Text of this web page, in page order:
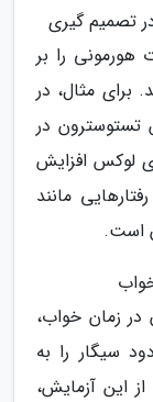
تصمیم گیری
هورمونی را بر
برای مثال، در
در
لوکس افزایش
مانند
است.
در زمان خواب،
سیگار را به
این آزمایش،